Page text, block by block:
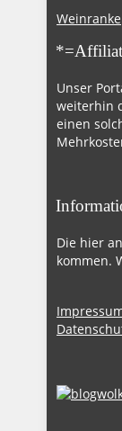
Weinranke
Unser
weiterhin
einen
Die hier
kommen.